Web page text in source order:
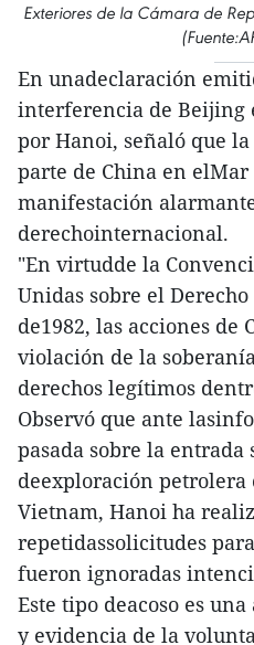
Exteriores de la Cámara de
En unadeclaración
interferencia de Beijing
por Hanoi, señaló que
parte de China en elMar
manifestación
derechointernacional.
"En virtudde la
Unidas sobre el
de1982, las acciones de
violación de la
derechos legítimos
Observó que ante
pasada sobre la
deexploración petrolera
Vietnam, Hanoi ha
repetidassolicitudes
fueron ignoradas
Este tipo deacoso es
y evidencia de la